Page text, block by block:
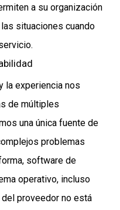
a su organización
situaciones cuando
la experiencia nos
de múltiples
una única fuente de
problemas
software de
operativo, incluso
proveedor no está